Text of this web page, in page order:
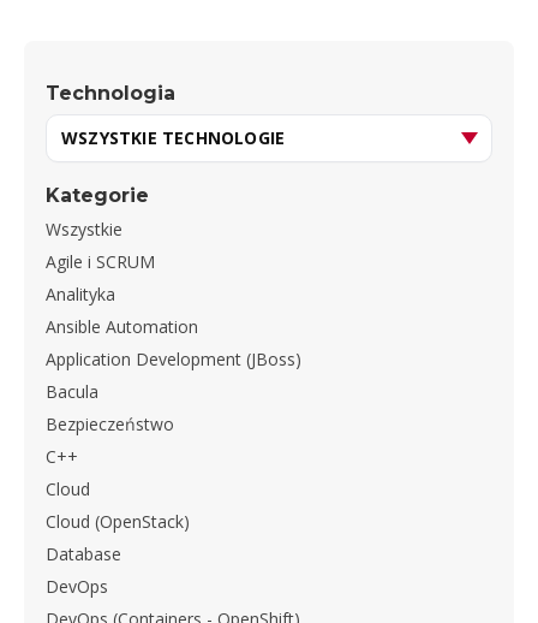
Technologia
Kategorie
Wszystkie
Agile i SCRUM
Analityka
Ansible Automation
Application Development (JBoss)
Bacula
Bezpieczeństwo
C++
Cloud
Cloud (OpenStack)
Database
DevOps